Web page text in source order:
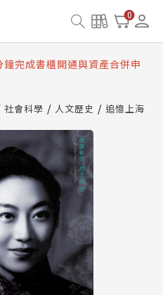
0
讀資產合併與書櫃開通申請
通常見問題
鐘完成書櫃開通與資產合併申
讀資產合併與書櫃開通申請
社會科學 人文歷史 追憶上海